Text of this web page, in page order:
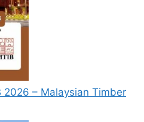
sijil-sijil berkaitan)
permohonan.
mendaftar dan
yang disenaraikan
semula
permohonan masih
permohonan sila
2026 – Malaysian Timber